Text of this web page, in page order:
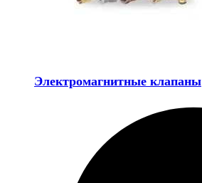
Электромагнитные клапаны